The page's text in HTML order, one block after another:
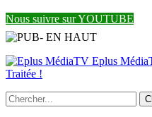
Nous suivre sur YOUTUBE
Eplus
Traitée !